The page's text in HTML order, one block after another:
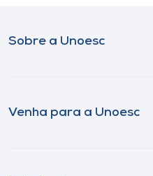
Sobre a Unoesc
Venha para a Unoesc